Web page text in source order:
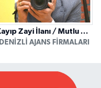
Kayıp Zayi İlanı / Mutlu Ajans / Denizli
DENIZLI AJANS FIRMALARI